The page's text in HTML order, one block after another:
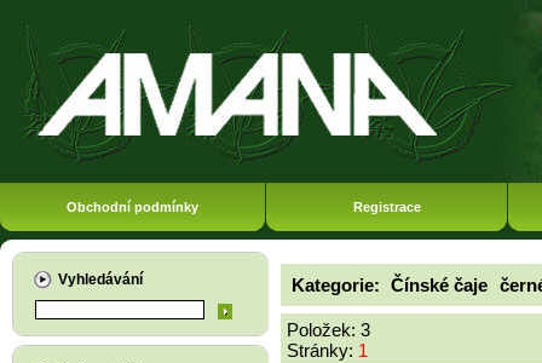
Obchodní podmínky Registrace
Vyhledávání Kategorie: Čínské čaje
Položek: 3
Stránky: 1